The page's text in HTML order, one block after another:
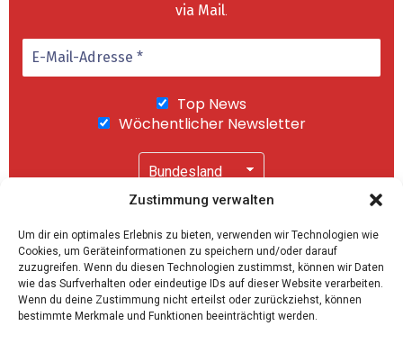
Zustimmung verwalten
Um dir ein optimales Erlebnis zu bieten, verwenden wir Technologien wie
Cookies, um Geräteinformationen zu speichern und/oder darauf
zuzugreifen. Wenn du diesen Technologien zustimmst, können wir Daten
wie das Surfverhalten oder eindeutige IDs auf dieser Website verarbeiten.
Wenn du deine Zustimmung nicht erteilst oder zurückziehst, können
bestimmte Merkmale und Funktionen beeinträchtigt werden.
via Mail.
Top News
Wöchentlicher Newsletter
"Abonnieren" akzeptierst Du unsere
Datenschutzerklärung.